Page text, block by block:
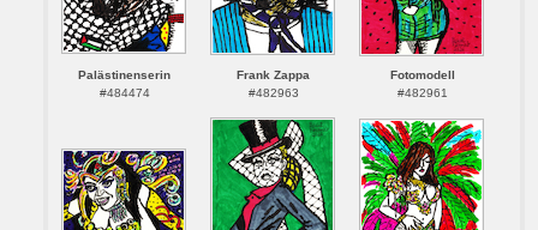
Palästinenserin
#484474
Frank Zappa
#482963
Fotomodell
#482961